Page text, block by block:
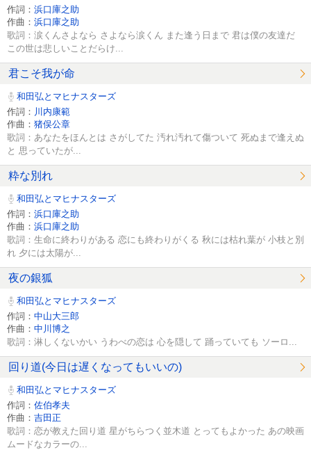
作詞： 浜口庫之助
作曲： 浜口庫之助
歌詞：涙くんさよなら さよなら涙くん また逢う日まで 君は僕の友達だ
この世は悲しいことだらけ...
君こそ我が命
和田弘とマヒナスターズ
作詞： 川内康範
作曲： 猪俣公章
歌詞：あなたをほんとは さがしてた 汚れ汚れて傷ついて 死ぬまで逢えぬ
と 思っていたが...
粋な別れ
和田弘とマヒナスターズ
作詞： 浜口庫之助
作曲： 浜口庫之助
歌詞：生命に終わりがある 恋にも終わりがくる 秋には枯れ葉が 小枝と別
れ 夕には太陽が...
夜の銀狐
和田弘とマヒナスターズ
作詞： 中山大三郎
作曲： 中川博之
歌詞：淋しくないかい うわべの恋は 心を隠して 踊っていても ソーロ...
回り道(今日は遅くなってもいいの)
和田弘とマヒナスターズ
作詞： 佐伯孝夫
作曲： 吉田正
歌詞：恋が教えた回り道 星がちらつく並木道 とってもよかった あの映画
ムードなカラーの...